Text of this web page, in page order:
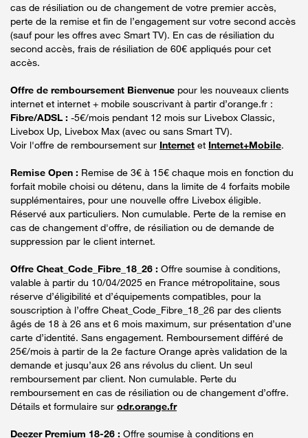
cas de résiliation ou de changement de votre premier accès,
perte de la remise et fin de l’engagement sur votre second accès
(sauf pour les offres avec Smart TV). En cas de résiliation du
second accès, frais de résiliation de 60€ appliqués pour cet
accès.
Offre de remboursement Bienvenue pour les nouveaux clients
internet et internet + mobile souscrivant à partir d’orange.fr :
Fibre/ADSL : -5€/mois pendant 12 mois sur Livebox Classic,
Livebox Up, Livebox Max (avec ou sans Smart TV).
Voir l'offre de remboursement sur Internet et Internet+Mobile.
Remise Open : Remise de 3€ à 15€ chaque mois en fonction du
forfait mobile choisi ou détenu, dans la limite de 4 forfaits mobile
supplémentaires, pour une nouvelle offre Livebox éligible.
Réservé aux particuliers. Non cumulable. Perte de la remise en
cas de changement d'offre, de résiliation ou de demande de
suppression par le client internet.
Offre Cheat_Code_Fibre_18_26 : Offre soumise à conditions,
valable à partir du 10/04/2025 en France métropolitaine, sous
réserve d’éligibilité et d’équipements compatibles, pour la
souscription à l’offre Cheat_Code_Fibre_18_26 par des clients
âgés de 18 à 26 ans et 6 mois maximum, sur présentation d’une
carte d’identité. Sans engagement. Remboursement différé de
25€/mois à partir de la 2e facture Orange après validation de la
demande et jusqu’aux 26 ans révolus du client. Un seul
remboursement par client. Non cumulable. Perte du
remboursement en cas de résiliation ou de changement d’offre.
Détails et formulaire sur odr.orange.fr
Deezer Premium 18-26 : Offre soumise à conditions en